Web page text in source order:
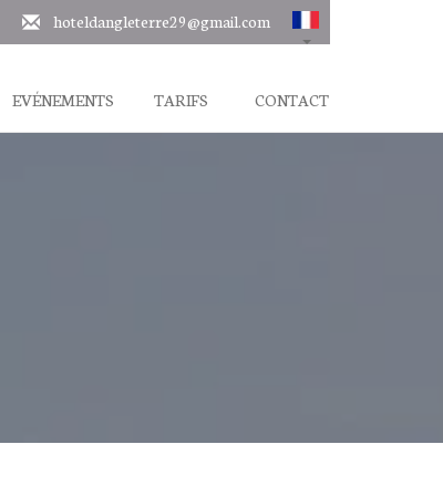
hoteldangleterre29@gmail.com
EVÉNEMENTS TARIFS CONTACT